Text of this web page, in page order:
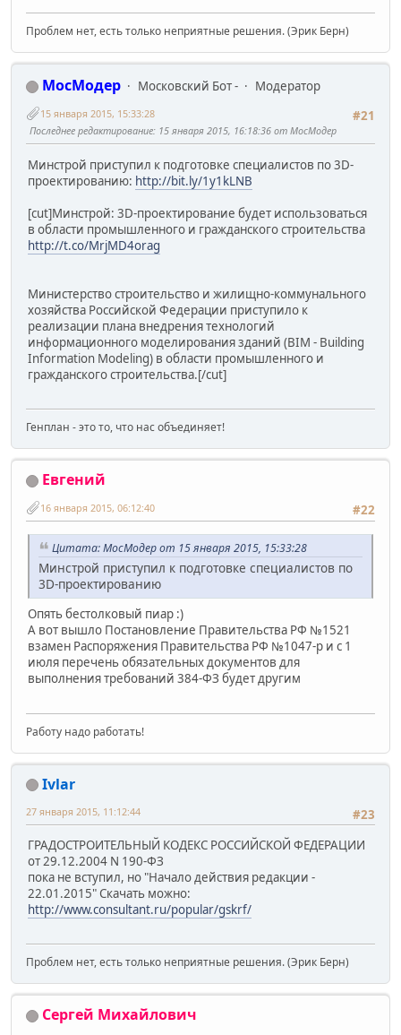
Проблем нет, есть только неприятные решения. (Эрик Берн)
МосМодер Московский Бот -
Модератор
#21
15 января 2015, 15:33:28
Последнее редактирование: 15 января 2015, 16:18:36 от МосМодер
Минстрой приступил к подготовке специалистов по 3D-
проектированию: http://bit.ly/1y1kLNB
[cut]Минстрой: 3D-проектирование будет использоваться
в области промышленного и гражданского строительства
http://t.co/MrjMD4orag
Министерство строительство и жилищно-коммунального
хозяйства Российской Федерации приступило к
реализации плана внедрения технологий
информационного моделирования зданий (BIM - Building
Information Modeling) в области промышленного и
гражданского строительства.[/cut]
Генплан - это то, что нас объединяет!
Евгений
#22
16 января 2015, 06:12:40
Цитата: МосМодер от 15 января 2015, 15:33:28
Минстрой приступил к подготовке специалистов по
3D-проектированию
Опять бестолковый пиар :)
А вот вышло Постановление Правительства РФ №1521
взамен Распоряжения Правительства РФ №1047-р и с 1
июля перечень обязательных документов для
выполнения требований 384-ФЗ будет другим
Работу надо работать!
Ivlar
#23
27 января 2015, 11:12:44
ГРАДОСТРОИТЕЛЬНЫЙ КОДЕКС РОССИЙСКОЙ ФЕДЕРАЦИИ
от 29.12.2004 N 190-ФЗ
пока не вступил, но "Начало действия редакции -
22.01.2015" Скачать можно:
http://www.consultant.ru/popular/gskrf/
Проблем нет, есть только неприятные решения. (Эрик Берн)
Сергей Михайлович